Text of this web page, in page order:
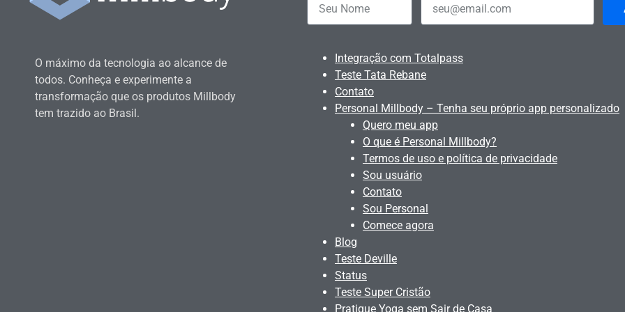
O máximo da tecnologia ao alcance de
todos. Conheça e experimente a
transformação que os produtos Millbody
tem trazido ao Brasil.
Integração com Totalpass
Teste Tata Rebane
Contato
Personal Millbody – Tenha seu próprio app personalizado
Quero meu app
O que é Personal Millbody?
Termos de uso e política de privacidade
Sou usuário
Contato
Sou Personal
Comece agora
Blog
Teste Deville
Status
Teste Super Cristão
Pratique Yoga sem Sair de Casa